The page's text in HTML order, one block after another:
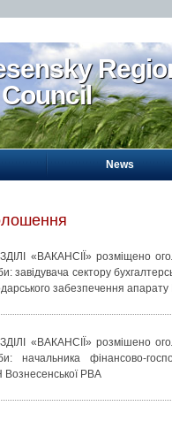
News
«ВАКАНСІЇ» розміщено
завідувача сектору
забезпечення
«ВАКАНСІЇ» розмішено
начальника фінансово-
РВА